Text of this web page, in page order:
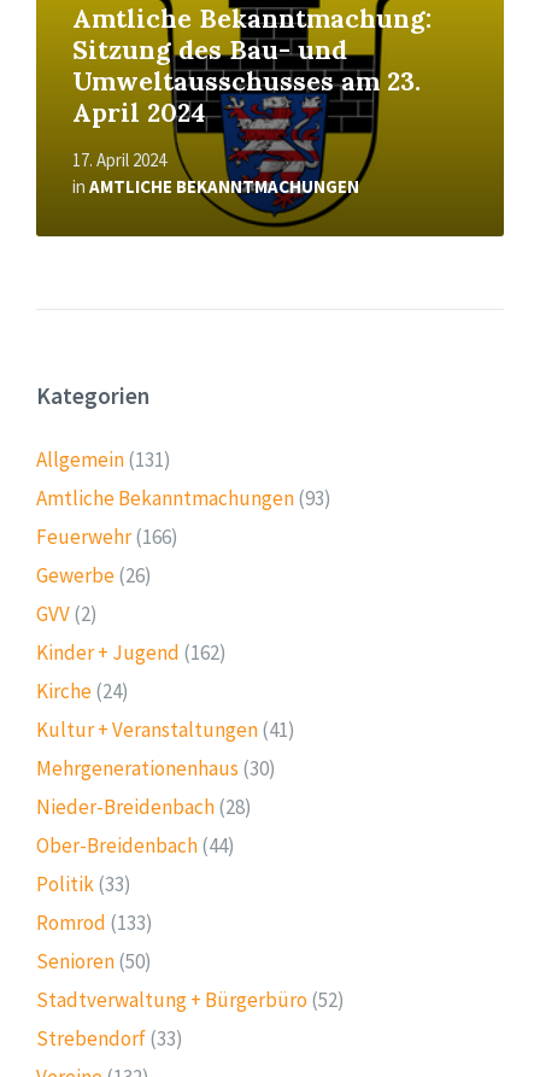
Amtliche Bekanntmachung:
Sitzung des Bau- und
Umweltausschusses am 23.
April 2024
17. April 2024
in AMTLICHE BEKANNTMACHUNGEN
Kategorien
Allgemein(131)
Amtliche Bekanntmachungen(93)
Feuerwehr(166)
Gewerbe(26)
GVV(2)
Kinder + Jugend (162)
Kirche(24)
Kultur + Veranstaltungen(41)
Mehrgenerationenhaus (30)
Nieder-Breidenbach(28)
Ober-Breidenbach(44)
Politik(33)
Romrod (133)
Senioren(50)
Stadtverwaltung + Bürgerbüro (52)
Strebendorf(33)